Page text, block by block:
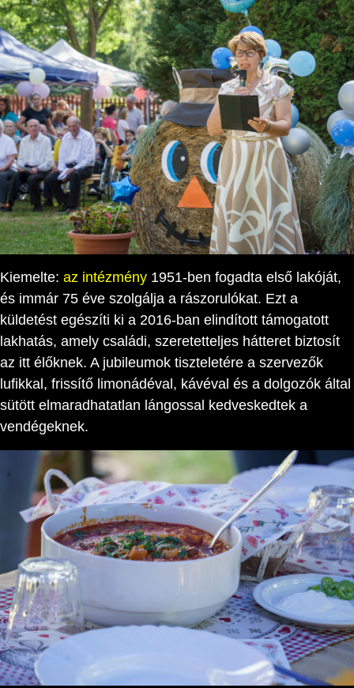
Kiemelte: az intézmény 1951-ben fogadta első lakóját,
és immár 75 éve szolgálja a rászorulókat. Ezt a
küldetést egészíti ki a 2016-ban elindított támogatott
lakhatás, amely családi, szeretetteljes hátteret biztosít
az itt élőknek. A jubileumok tiszteletére a szervezők
lufikkal, frissítő limonádéval, kávéval és a dolgozók által
sütött elmaradhatatlan lángossal kedveskedtek a
vendégeknek.